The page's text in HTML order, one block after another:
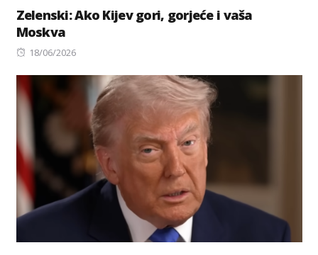
Zelenski: Ako Kijev gori, gorjeće i vaša
Moskva
Posted
18/06/2026